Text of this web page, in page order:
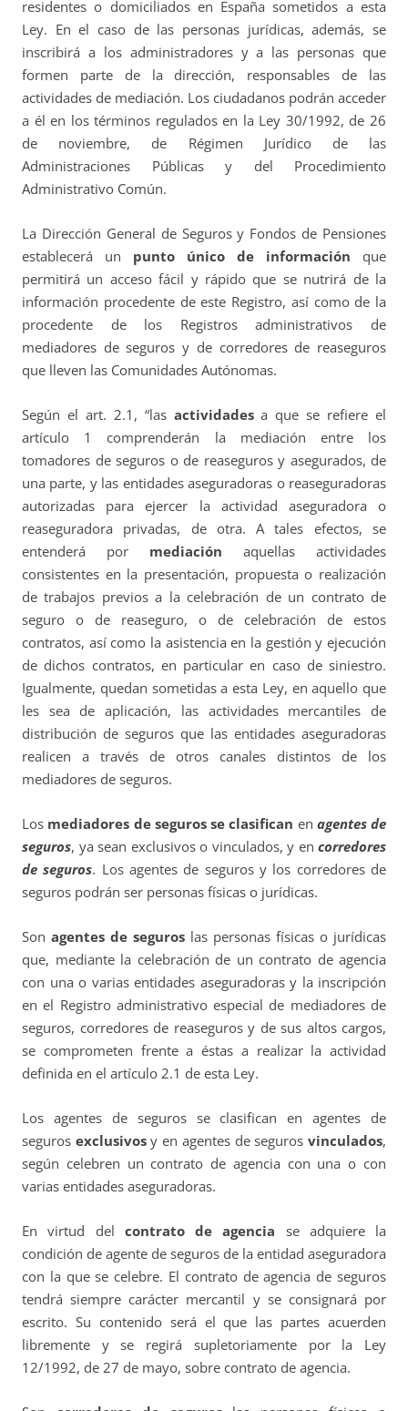
residentes o domiciliados en España sometidos a esta
Ley. En el caso de las personas jurídicas, además, se
inscribirá a los administradores y a las personas que
formen parte de la dirección, responsables de las
actividades de mediación. Los ciudadanos podrán acceder
a él en los términos regulados en la Ley 30/1992, de 26
de noviembre, de Régimen Jurídico de las
Administraciones Públicas y del Procedimiento
Administrativo Común.
La Dirección General de Seguros y Fondos de Pensiones
establecerá un punto único de información que
permitirá un acceso fácil y rápido que se nutrirá de la
información procedente de este Registro, así como de la
procedente de los Registros administrativos de
mediadores de seguros y de corredores de reaseguros
que lleven las Comunidades Autónomas.
Según el art. 2.1, “las actividadesa que se refiere el
artículo 1 comprenderán la mediación entre los
tomadores de seguros o de reaseguros y asegurados, de
una parte, y las entidades aseguradoras o reaseguradoras
autorizadas para ejercer la actividad aseguradora o
reaseguradora privadas, de otra. A tales efectos, se
entenderá por mediación aquellas actividades
consistentes en la presentación, propuesta o realización
de trabajos previos a la celebración de un contrato de
seguro o de reaseguro, o de celebración de estos
contratos, así como la asistencia en la gestión y ejecución
de dichos contratos, en particular en caso de siniestro.
Igualmente, quedan sometidas a esta Ley, en aquello que
les sea de aplicación, las actividades mercantiles de
distribución de seguros que las entidades aseguradoras
realicen a través de otros canales distintos de los
mediadores de seguros.
Los mediadores de seguros se clasifican en agentes de
seguros, ya sean exclusivos o vinculados, y en corredores
de seguros. Los agentes de seguros y los corredores de
seguros podrán ser personas físicas o jurídicas.
Son agentes de seguros las personas físicas o jurídicas
que, mediante la celebración de un contrato de agencia
con una o varias entidades aseguradoras y la inscripción
en el Registro administrativo especial de mediadores de
seguros, corredores de reaseguros y de sus altos cargos,
se comprometen frente a éstas a realizar la actividad
definida en el artículo 2.1 de esta Ley.
Los agentes de seguros se clasifican en agentes de
seguros exclusivosy en agentes de segurosvinculados,
según celebren un contrato de agencia con una o con
varias entidades aseguradoras.
En virtud del contrato de agencia se adquiere la
condición de agente de seguros de la entidad aseguradora
con la que se celebre. El contrato de agencia de seguros
tendrá siempre carácter mercantil y se consignará por
escrito. Su contenido será el que las partes acuerden
libremente y se regirá supletoriamente por la Ley
12/1992, de 27 de mayo, sobre contrato de agencia.